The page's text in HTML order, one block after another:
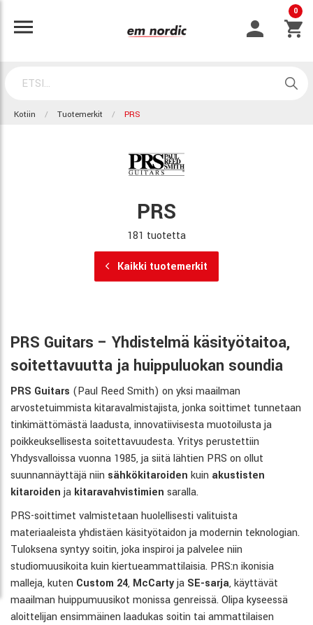
0
Kotiin Tuotemerkit PRS
PRS
181 tuotetta
Kaikki tuotemerkit
PRS Guitars – Yhdistelmä käsityötaitoa,
soitettavuutta ja huippuluokan soundia
PRS Guitars (Paul Reed Smith) on yksi maailman
arvostetuimmista kitaravalmistajista, jonka soittimet tunnetaan
tinkimättömästä laadusta, innovatiivisesta muotoilusta ja
poikkeuksellisesta soitettavuudesta. Yritys perustettiin
Yhdysvalloissa vuonna 1985, ja siitä lähtien PRS on ollut
suunnannäyttäjä niin sähkökitaroiden kuin akustisten
kitaroiden ja kitaravahvistimien saralla.
PRS-soittimet valmistetaan huolellisesti valituista
materiaaleista yhdistäen käsityötaidon ja modernin teknologian.
Tuloksena syntyy soitin, joka inspiroi ja palvelee niin
studiomuusikoita kuin kiertueammattilaisia. PRS:n ikonisia
malleja, kuten Custom 24, McCartyja SE-sarja, käyttävät
maailman huippumuusikot monissa genreissä. Olipa kyseessä
aloittelijan ensimmäinen laadukas soitin tai ammattilaisen